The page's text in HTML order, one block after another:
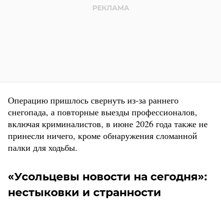
Операцию пришлось свернуть из-за раннего
снегопада, а повторные выезды профессионалов,
включая криминалистов, в июне 2026 года также не
принесли ничего, кроме обнаружения сломанной
палки для ходьбы.
«Усольцевы новости на сегодня»:
нестыковки и странности